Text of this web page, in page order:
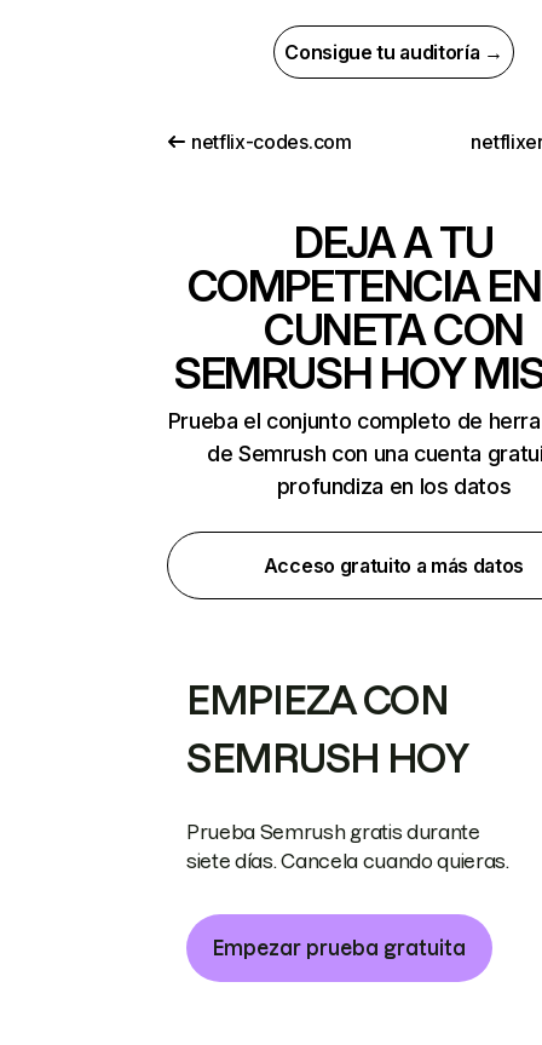
Consigue tu auditoría →
netflix-codes.com
DEJA A TU
COMPETENCIA
CUNETA CON
SEMRUSH HOY
Prueba el conjunto completo de
de Semrush con una cuenta
profundiza en los datos
Acceso gratuito a más datos
EMPIEZA CON
SEMRUSH HOY
Prueba Semrush gratis durante
siete días. Cancela cuando quieras.
Empezar prueba gratuita